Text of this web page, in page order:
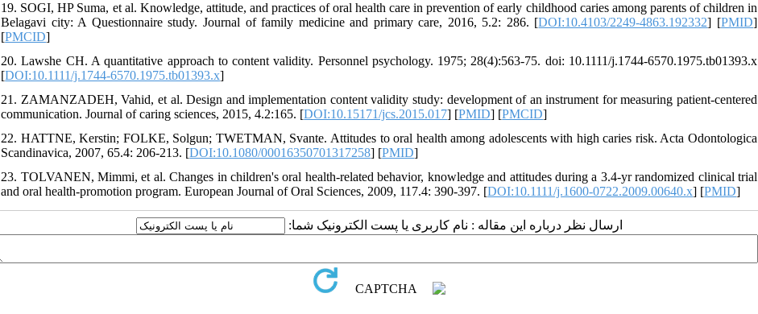
19. SOGI, HP Suma, et al. Knowledge, attitude, and practices of oral health care in prevention of early childhood caries among parents of children in
Belagavi city: A Questionnaire study. Journal of family medicine and primary care, 2016, 5.2: 286.‌ [DOI:10.4103/2249-4863.192332] [PMID]
[PMCID]
20. Lawshe CH. A quantitative approach to content validity. Personnel psychology. 1975; 28(4):563-75. doi: 10.1111/j.1744-6570.1975.tb01393.x
[DOI:10.1111/j.1744-6570.1975.tb01393.x]
21. ZAMANZADEH, Vahid, et al. Design and implementation content validity study: development of an instrument for measuring patient-centered
communication. Journal of caring sciences, 2015, 4.2:165.‌ [DOI:10.15171/jcs.2015.017] [PMID] [PMCID]
22. HATTNE, Kerstin; FOLKE, Solgun; TWETMAN, Svante. Attitudes to oral health among adolescents with high caries risk. Acta Odontologica
Scandinavica, 2007, 65.4: 206-213.‌ [DOI:10.1080/00016350701317258] [PMID]
23. TOLVANEN, Mimmi, et al. Changes in children's oral health‐related behavior, knowledge and attitudes during a 3.4‐yr randomized clinical trial
and oral health‐promotion program. European Journal of Oral Sciences, 2009, 117.4: 390-397.‌ [DOI:10.1111/j.1600-0722.2009.00640.x] [PMID]
ارسال نظر درباره این مقاله : نام کاربری یا پست الکترونیک شما: